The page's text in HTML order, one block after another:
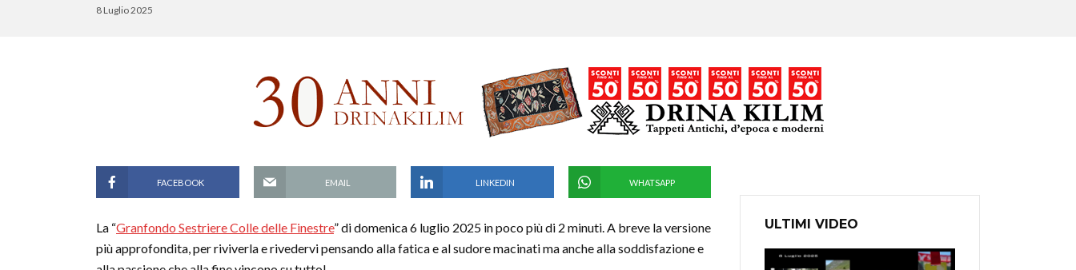
8 Luglio 2025
FACEBOOK EMAIL LINKEDIN WHATSAPP
La “Granfondo Sestriere Colle delle Finestre” di domenica 6 luglio 2025 in poco più di 2 minuti. A breve la versione
più approfondita, per riviverla e rivedervi pensando alla fatica e al sudore macinati ma anche alla soddisfazione e
ULTIMI VIDEO